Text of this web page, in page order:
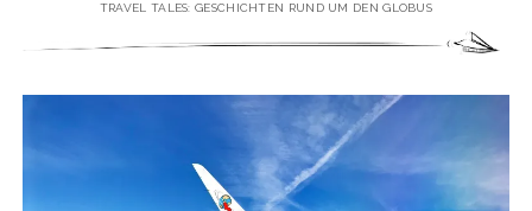
REISESPECIALS
TRAVEL TALES: GESCHICHTEN RUND UM DEN GLOBUS